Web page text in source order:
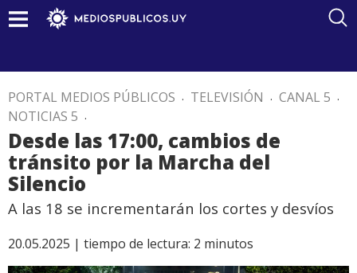
PORTAL MEDIOS PÚBLICOS . TELEVISIÓN . CANAL 5 .
NOTICIAS 5 .
Desde las 17:00, cambios de
tránsito por la Marcha del
Silencio
A las 18 se incrementarán los cortes y desvíos
20.05.2025 | tiempo de lectura: 2 minutos